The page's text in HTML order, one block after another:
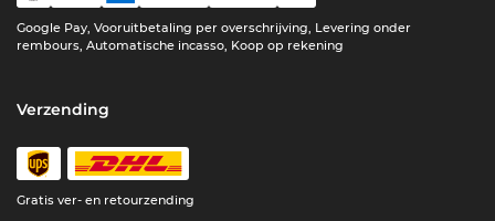
Google Pay, Vooruitbetaling per overschrijving, Levering onder
rembours, Automatische incasso, Koop op rekening
Verzending
Gratis ver- en retourzending